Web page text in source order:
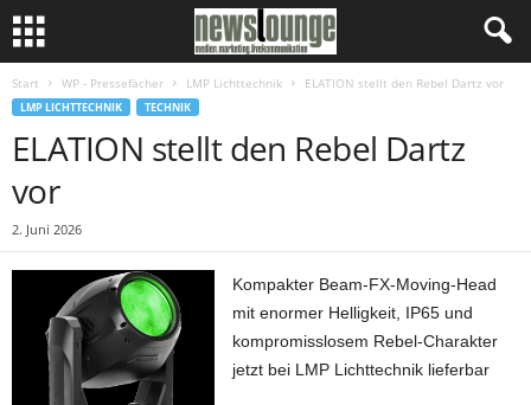
Start WP - Pressefächer LMP Lichttechnik ELATION stellt den Rebel Dartz vor
LMP LICHTTECHNIK TECHNIK
ELATION stellt den Rebel Dartz
vor
2. Juni 2026
Kompakter Beam-FX-Moving-Head
mit enormer Helligkeit, IP65 und
kompromisslosem Rebel-Charakter
jetzt bei LMP Lichttechnik lieferbar